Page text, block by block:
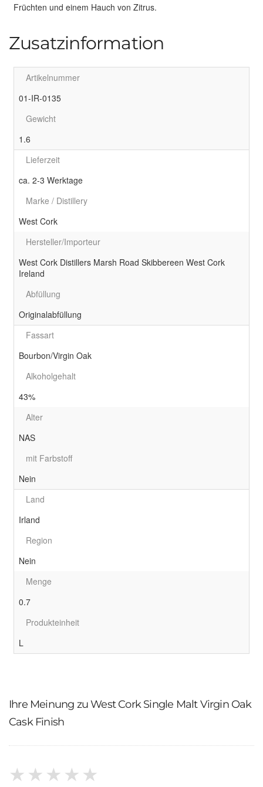
Früchten und einem Hauch von Zitrus.
Zusatzinformation
Artikelnummer
01-IR-0135
Gewicht
1.6
Lieferzeit
ca. 2-3 Werktage
Marke / Distillery
West Cork
Hersteller/Importeur
West Cork Distillers Marsh Road Skibbereen West Cork
Ireland
Abfüllung
Originalabfüllung
Fassart
Bourbon/Virgin Oak
Alkoholgehalt
43%
Alter
NAS
mit Farbstoff
Nein
Land
Irland
Region
Nein
Menge
0.7
Produkteinheit
L
Ihre Meinung zu West Cork Single Malt Virgin Oak
Cask Finish
★★★★★